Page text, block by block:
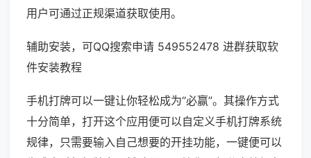
用户可通过正规渠道获取使用。
辅助安装，可QQ搜索申请 549552478 进群获取软
件安装教程
手机打牌可以一键让你轻松成为“必赢”。其操作方式
十分简单，打开这个应用便可以自定义手机打牌系统
规律，只需要输入自己想要的开挂功能，一键便可以